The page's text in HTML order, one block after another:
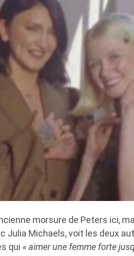
morsure de Peters ici,
Julia Michaels, voit les deux
qui « aimer une femme forte